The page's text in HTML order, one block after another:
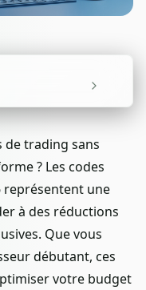
de trading sans
? Les codes
représentent une
à des réductions
Que vous
débutant, ces
votre budget